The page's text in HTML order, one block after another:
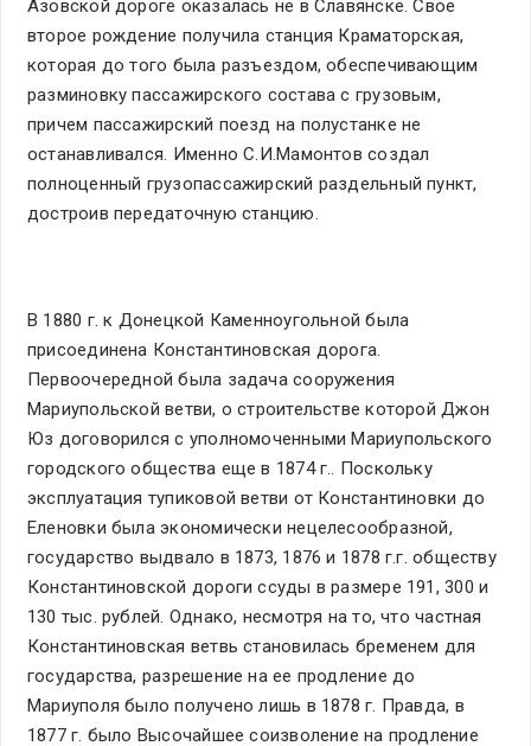
Азовской дороге оказалась не в Славянске. Свое
второе рождение получила станция Краматорская,
которая до того была разъездом, обеспечивающим
разминовку пассажирского состава с грузовым,
причем пассажирский поезд на полустанке не
останавливался. Именно С.И.Мамонтов создал
полноценный грузопассажирский раздельный пункт,
достроив передаточную станцию.
В 1880 г. к Донецкой Каменноугольной была
присоединена Константиновская дорога.
Первоочередной была задача сооружения
Мариупольской ветви, о строительстве которой Джон
Юз договорился с уполномоченными Мариупольского
городского общества еще в 1874 г.. Поскольку
эксплуатация тупиковой ветви от Константиновки до
Еленовки была экономически нецелесообразной,
государство выдвало в 1873, 1876 и 1878 г.г. обществу
Константиновской дороги ссуды в размере 191, 300 и
130 тыс. рублей. Однако, несмотря на то, что частная
Константиновская ветвь становилась бременем для
государства, разрешение на ее продление до
Мариуполя было получено лишь в 1878 г. Правда, в
1877 г. было Высочайшее соизволение на продление